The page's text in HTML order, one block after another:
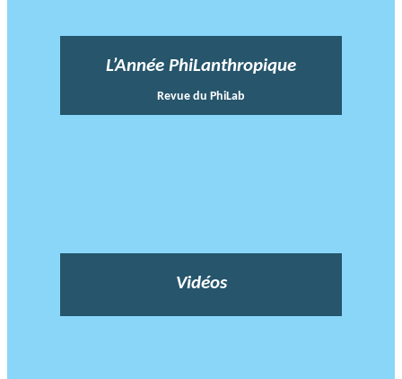
L’Année PhiLanthropique
Revue du PhiLab
Vidéos